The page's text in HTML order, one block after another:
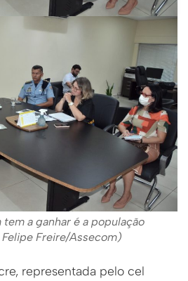
tem a ganhar é a população
Freire/Assecom)
representada pelo cel